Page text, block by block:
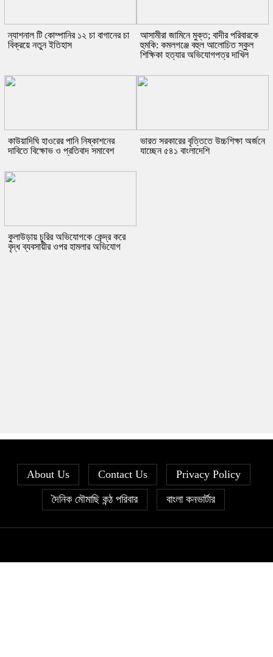
ন্যাশনাল টি কোম্পানির ১২ চা বাগানের চা
বিক্রয়ে নতুন ইতিহাস
আসামীরা জামিনে মুক্ত; বাদীর পরিবারকে
হুমকি: কমলগঞ্জে বহুল আলোচিত স্কুল
শিক্ষিকা হত্যার অভিযোগপত্র দাখিল
কাউয়াদিঘি হাওরের পানি নিষ্কাশনের
দাবিতে বিক্ষোভ ও প্রতিবাদ সমাবেশ
ভারত সরকারের বৃত্তিতে উচ্চশিক্ষা অর্জনে
যাচ্ছেন ৫৪১ বাংলাদেশি
কুলাউড়ায় চুরির অভিযোগকে কেন্দ্র করে
বৃদ্ধ ব্যবসায়ীর ওপর হামলার অভিযোগ
About Us Contact Us Privacy Policy
দৈনিক মৌমাছি কন্ঠ পরিবার বাংলা কনভার্টার